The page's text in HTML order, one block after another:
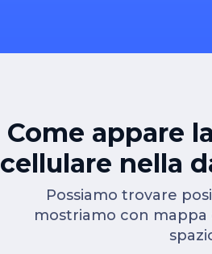
Come appare
cellulare nella
Possiamo trovare
mostriamo con